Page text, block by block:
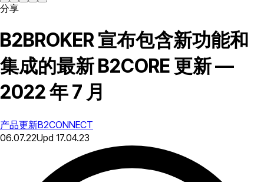
分享
B2BROKER 宣布包含新功能和
集成的最新 B2CORE 更新 —
2022 年 7 月
产品更新B2CONNECT
06.07.22Upd 17.04.23